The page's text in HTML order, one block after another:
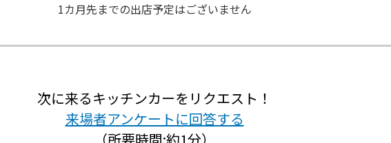
1カ月先までの出店予定はございません
次に来るキッチンカーをリクエスト！
来場者アンケートに回答する